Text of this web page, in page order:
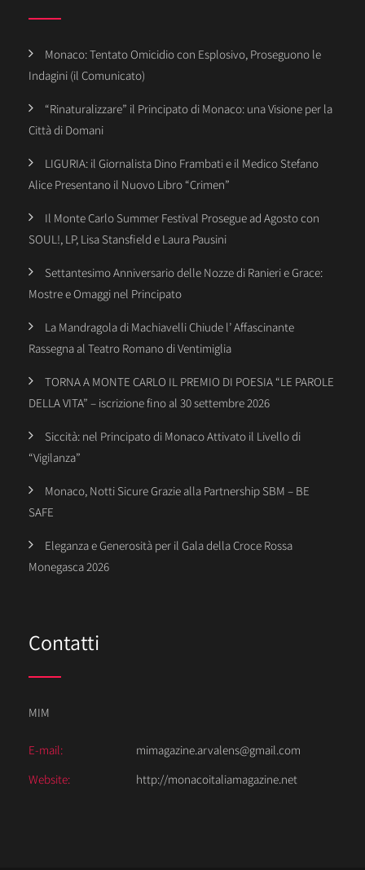
Monaco: Tentato Omicidio con Esplosivo, Proseguono le
Indagini (il Comunicato)
“Rinaturalizzare” il Principato di Monaco: una Visione per la
Città di Domani
LIGURIA: il Giornalista Dino Frambati e il Medico Stefano
Alice Presentano il Nuovo Libro “Crimen”
Il Monte Carlo Summer Festival Prosegue ad Agosto con
SOUL!, LP, Lisa Stansfield e Laura Pausini
Settantesimo Anniversario delle Nozze di Ranieri e Grace:
Mostre e Omaggi nel Principato
La Mandragola di Machiavelli Chiude l’ Affascinante
Rassegna al Teatro Romano di Ventimiglia
TORNA A MONTE CARLO IL PREMIO DI POESIA “LE PAROLE
DELLA VITA” – iscrizione fino al 30 settembre 2026
Siccità: nel Principato di Monaco Attivato il Livello di
“Vigilanza”
Monaco, Notti Sicure Grazie alla Partnership SBM – BE
SAFE
Eleganza e Generosità per il Gala della Croce Rossa
Monegasca 2026
Contatti
MIM
E-mail:
mimagazine.arvalens@gmail.com
Website:
http://monacoitaliamagazine.net